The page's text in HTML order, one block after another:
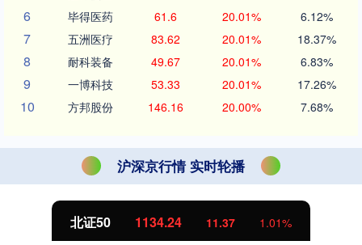
6 毕得医药 61.6 20.01% 6.12%
7 五洲医疗 83.62 20.01% 18.37%
8 耐科装备 49.67 20.01% 6.83%
9 一博科技 53.33 20.01% 17.26%
10 方邦股份 146.16 20.00% 7.68%
沪深京行情 实时轮播
北证50 1134.24 11.37 1.01%